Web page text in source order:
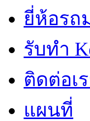
ยี่ห้อรถ
รับทำ
ติดต่อเ
แผนที่